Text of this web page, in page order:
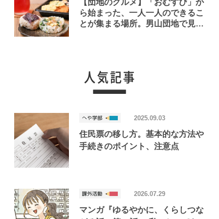
【団地のグルメ】「おむすび」か
ら始まった、一人一人のできるこ
とが集まる場所。男山団地で見つ
住民票の移し方。基本的な方法や
手続きのポイント、注意点
2025.09.03
マンガ『ゆるやかに、くらしつな
2026.07.29